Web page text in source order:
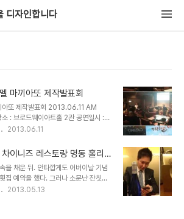
디자인합니다
마끼아또 제작발표회
아또 제작발표회 2013.06.11 AM
: 브로드웨이아트홀 2관 공연일시 :
보
. 혼성 4인조 그룹 해오른 누리의 음악
미 3집을 낸 베테랑 음악인들이다. 기
상황에 어울리는 노래를 선택해 연주하
어낸 뮤지컬 맘마미아를 떠올리면 된다.
되지 않을까. 제작발표회 순서와 간략
2013.06.11
이니즈 레스토랑 명동 홀리차
을 채운 뒤. 안타깝게도 어버이날 기념
집 예약을 했다. 그러나 소문난 잔칫집
늦은 저녁 사람도 많았으나, 아르바이트
2013.05.13